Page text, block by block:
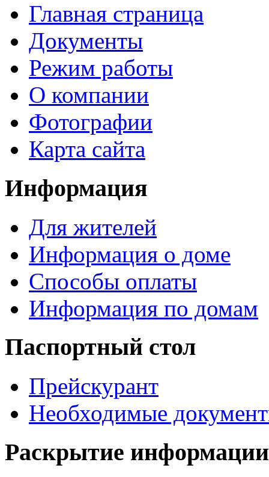
Главная страница
Документы
Режим работы
О компании
Фотографии
Карта сайта
Информация
Для жителей
Информация о доме
Способы оплаты
Информация по домам
Паспортный стол
Прейскурант
Необходимые
Раскрытие информации